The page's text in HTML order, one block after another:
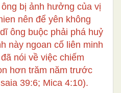
bị ảnh hưởng của vị
nên để yên không
ông buộc phải phá huỷ
này ngoan cố liên minh
nói về việc chiếm
hơn trăm năm trước
39:6; Mica 4:10).